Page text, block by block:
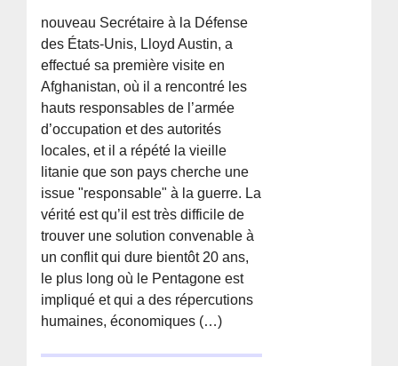
nouveau Secrétaire à la Défense
des États-Unis, Lloyd Austin, a
effectué sa première visite en
Afghanistan, où il a rencontré les
hauts responsables de l’armée
d’occupation et des autorités
locales, et il a répété la vieille
litanie que son pays cherche une
issue "responsable" à la guerre. La
vérité est qu’il est très difficile de
trouver une solution convenable à
un conflit qui dure bientôt 20 ans,
le plus long où le Pentagone est
impliqué et qui a des répercutions
humaines, économiques (…)